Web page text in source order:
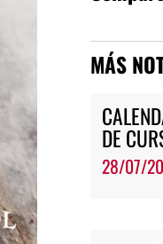
MÁS
DE
28/07/